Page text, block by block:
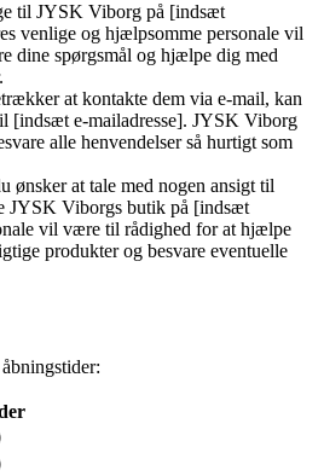
til JYSK Viborg på [indsæt
venlige og hjælpsomme personale vil
dine spørgsmål og hjælpe dig med
at kontakte dem via e-mail, kan
[indsæt e-mailadresse]. JYSK Viborg
alle henvendelser så hurtigt som
ønsker at tale med nogen ansigt til
JYSK Viborgs butik på [indsæt
vil være til rådighed for at hjælpe
produkter og besvare eventuelle